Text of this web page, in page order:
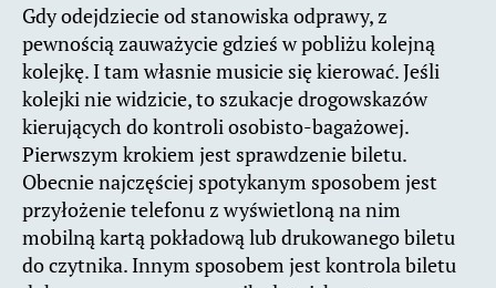
Gdy odejdziecie od stanowiska odprawy, z
pewnością zauważycie gdzieś w pobliżu kolejną
kolejkę. I tam własnie musicie się kierować. Jeśli
kolejki nie widzicie, to szukacje drogowskazów
kierujących do kontroli osobisto-bagażowej.
Pierwszym krokiem jest sprawdzenie biletu.
Obecnie najczęściej spotykanym sposobem jest
przyłożenie telefonu z wyświetloną na nim
mobilną kartą pokładową lub drukowanego biletu
do czytnika. Innym sposobem jest kontrola biletu